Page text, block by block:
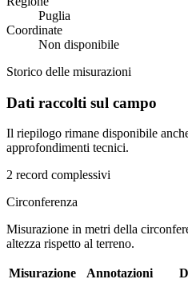
Puglia
Coordinate
Non disponibile
Storico delle misurazioni
Dati raccolti sul campo
Il riepilogo rimane disponibile
approfondimenti tecnici.
2 record complessivi
Circonferenza
Misurazione in metri della
altezza rispetto al terreno.
Misurazione Annotazioni